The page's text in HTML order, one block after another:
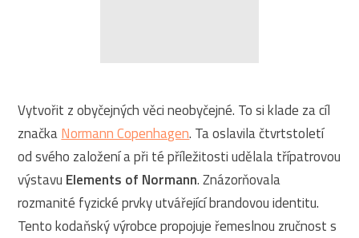
Vytvořit z obyčejných věci neobyčejné. To si klade za cíl
značkaNormann Copenhagen. Ta oslavila čtvrtstoletí
od svého založení a při té příležitosti udělala třípatrovou
výstavu Elements of Normann. Znázorňovala
rozmanité fyzické prvky utvářející brandovou identitu.
Tento kodaňský výrobce propojuje řemeslnou zručnost s